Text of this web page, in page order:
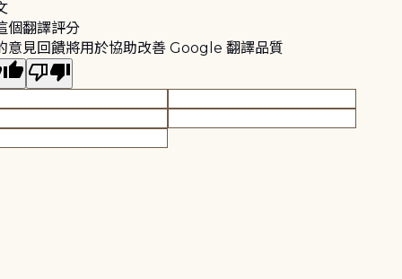
個翻譯評分
意見回饋將用於協助改善 Google 翻譯品質